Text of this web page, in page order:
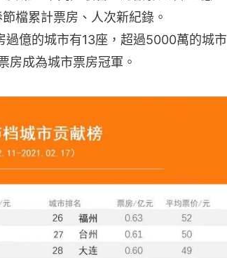
檔累計票房、人次新紀錄。
億的城市有13座，超過5000萬的城市
房成為城市票房冠軍。